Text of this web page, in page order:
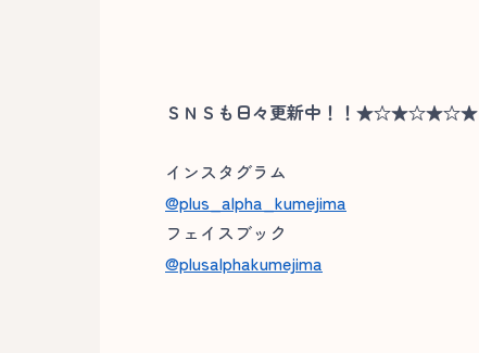
ＳＮＳも日々更新中！！★☆★☆★☆★
インスタグラム
@plus_alpha_kumejima
フェイスブック
@plusalphakumejima